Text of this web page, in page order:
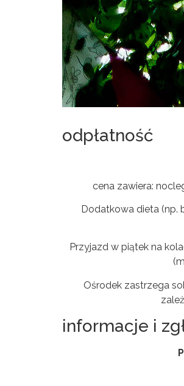
odpłatność
cena zawiera:
Dodatkowa dieta (np.
Przyjazd w piątek na
Ośrodek zastrzega
informacje i